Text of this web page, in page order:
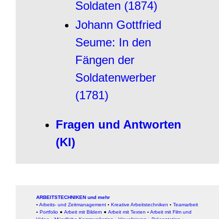
Soldaten (1874)
Johann Gottfried
Seume: In den
Fängen der
Soldatenwerber
(1781)
Fragen und Antworten
(KI)
ARBEITSTECHNIKEN und mehr
▪ Arbeits- und Zeitmanagement ▪ Kreative Arbeitstechniken ▪ Teamarbeit
▪ Portfolio ● Arbeit mit Bildern ● Arbeit mit Texten ▪ Arbeit mit Film und